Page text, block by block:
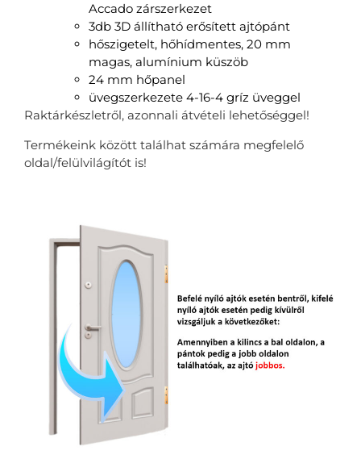
Accado zárszerkezet
3db 3D állítható erősített ajtópánt
hőszigetelt, hőhídmentes, 20 mm
magas, alumínium küszöb
24 mm hőpanel
üvegszerkezete 4-16-4 gríz üveggel
Raktárkészletről, azonnali átvételi lehetőséggel!
Termékeink között találhat számára megfelelő
oldal/felülvilágítót is!